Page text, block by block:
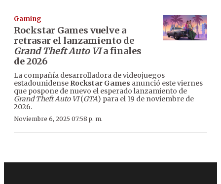
Gaming
Rockstar Games vuelve a
retrasar el lanzamiento de
Grand Theft Auto VIa finales
de 2026
La compañía desarrolladora de videojuegos
estadounidense Rockstar Games anunció este viernes
que pospone de nuevo el esperado lanzamiento de
Grand Theft Auto VI(GTA) para el 19 de noviembre de
2026.
Noviembre 6, 2025 07:58 p. m.